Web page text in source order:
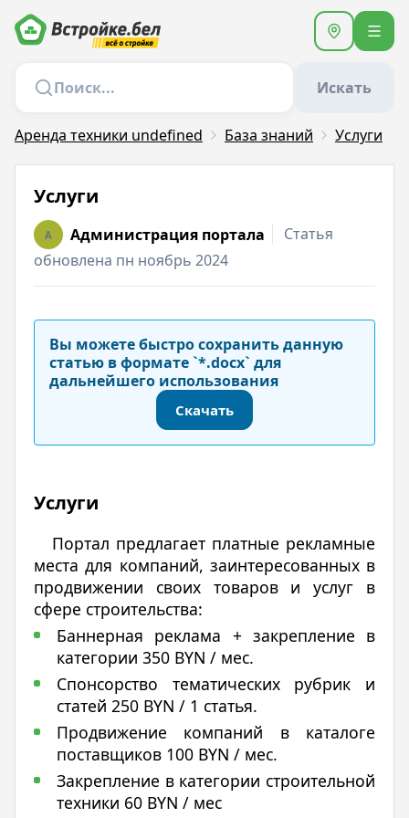
Искать
Аренда техники undefined База знаний Услуги
Услуги
A Администрация портала
Статья
обновлена пн ноябрь 2024
Вы можете быстро сохранить данную
статью в формате `*.docx` для
дальнейшего использования
Скачать
Услуги
Портал предлагает платные рекламные
места для компаний, заинтересованных в
продвижении своих товаров и услуг в
сфере строительства:
Баннерная реклама + закрепление в
категории 350 BYN / мес.
Спонсорство тематических рубрик и
статей 250 BYN / 1 статья.
Продвижение компаний в каталоге
поставщиков 100 BYN / мес.
Закрепление в категории строительной
техники 60 BYN / мес